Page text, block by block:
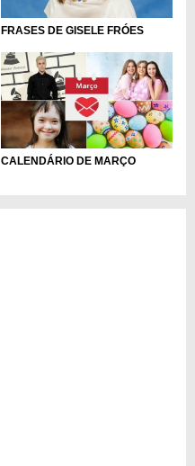
FRASES DE GISELE FRÓES
CALENDÁRIO DE MARÇO